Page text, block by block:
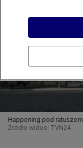
Happening pod ratuszem
Źródło wideo: TVN24